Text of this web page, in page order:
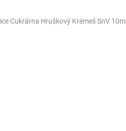
Cukrárna Hruškový Krémeš SnV 10ml